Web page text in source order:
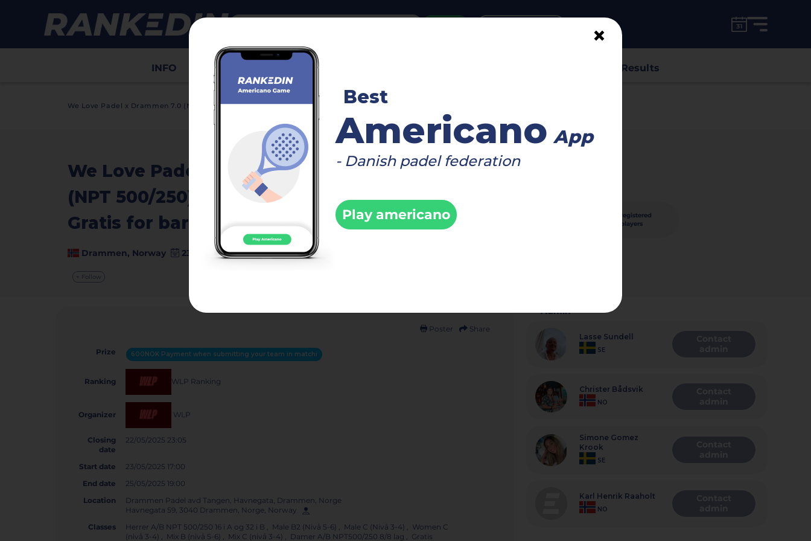
INFO Draws Results
We Love Padel x Drammen 7.0 (NPT 500/250) med STUDIO PADEL Gratis for barn 8-14 år.
We Love Padel x Drammen 7.0
(NPT 500/250) med STUDIO PADEL
Gratis for barn 8-14 år.
Drammen, Norway 23 May - 25 May 2025
+ Follow
registered
players
Poster Share
Prize 600NOK Payment when submitting your team in matchi
Ranking WLP Ranking
Organizer WLP
Closing
date
22/05/2025 23:05
Start date
23/05/2025 17:00
End date
25/05/2025 19:00
Location
Drammen Padel avd Tangen, Havnegata, Drammen, Norge
Havnegata 59, 3040 Drammen, Norge, Norway
Classes
Herrer A/B NPT 500/250 16 i A og 32 i B , Male B2 (Nivå 5-6) , Male C (Nivå 3-4) , Women C
(nivå 3-4) , Mix B (nivå 5-6) , Mix C (nivå 3-4) , Damer A/B NPT500/250 8/8 lag , Gratis
Admin
Lasse Sundell
SE
Christer Bådsvik
NO
Simone Gomez
Krook
SE
Karl Henrik Raaholt
NO
×
Best
Americano App
- Danish padel federation
Play americano